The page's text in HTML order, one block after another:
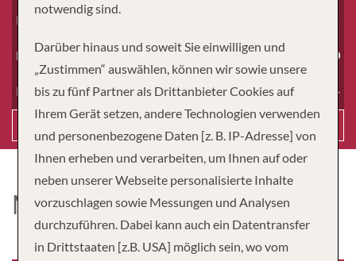
Kinder
Dauer
Reiseart
MS DNIEPER PRINCESS
notwendig sind.
Darüber hinaus und soweit Sie einwilligen und
„Zustimmen“ auswählen, können wir sowie unsere
bis zu fünf Partner als Drittanbieter Cookies auf
Ihrem Gerät setzen, andere Technologien verwenden
und personenbezogene Daten [z. B. IP-Adresse] von
Ihnen erheben und verarbeiten, um Ihnen auf oder
neben unserer Webseite personalisierte Inhalte
vorzuschlagen sowie Messungen und Analysen
durchzuführen. Dabei kann auch ein Datentransfer
in Drittstaaten [z.B. USA] möglich sein, wo vom